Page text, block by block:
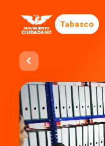
Tabasco